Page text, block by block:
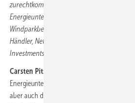
zurechtkommen, dass Düsseldorf ein
Energieunternehmen ist, die regional
Windparkbetreiber, Energieunternehmen,
Händler, Netzbetreiber, Projektentwickler,
Investmentspezialisten, auch der
Carsten Pitschke:
Energieunternehmen aus der Region um
aber auch darüber hinaus in vielen anderen